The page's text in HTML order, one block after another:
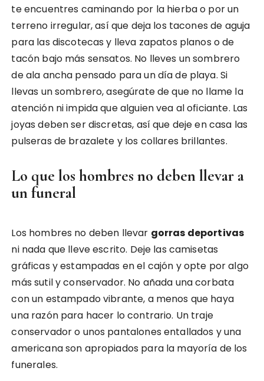
te encuentres caminando por la hierba o por un
terreno irregular, así que deja los tacones de aguja
para las discotecas y lleva zapatos planos o de
tacón bajo más sensatos. No lleves un sombrero
de ala ancha pensado para un día de playa. Si
llevas un sombrero, asegúrate de que no llame la
atención ni impida que alguien vea al oficiante. Las
joyas deben ser discretas, así que deje en casa las
pulseras de brazalete y los collares brillantes.
Lo que los hombres no deben llevar a
un funeral
Los hombres no deben llevar gorras deportivas
ni nada que lleve escrito. Deje las camisetas
gráficas y estampadas en el cajón y opte por algo
más sutil y conservador. No añada una corbata
con un estampado vibrante, a menos que haya
una razón para hacer lo contrario. Un traje
conservador o unos pantalones entallados y una
americana son apropiados para la mayoría de los
funerales.